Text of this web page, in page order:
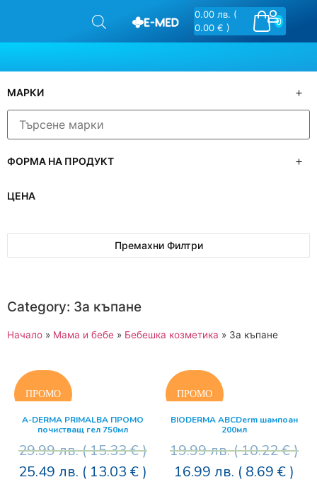
0
0.00 лв. (
0.00 € )
МАРКИ
ФОРМА НА ПРОДУКТ
ЦЕНА
Премахни Филтри
Category: За къпане
Начало » Мама и бебе » Бебешка козметика » За къпане
A-DERMA PRIMALBA ПРОМО
почистващ гел 750мл
29.99лв.( 15.33 € )
25.49 лв. ( 13.03 € )
BIODERMA ABCDerm шампоан
200мл
19.99лв.( 10.22 € )
16.99 лв. ( 8.69 € )